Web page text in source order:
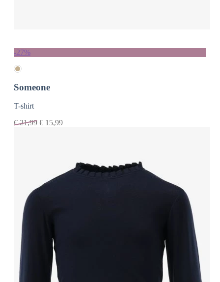
-27%
Someone
T-shirt
€21,99 € 15,99